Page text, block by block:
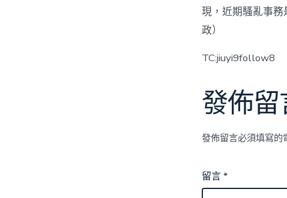
現，近期騷亂事務
政）
TC:jiuyi9follow8
發佈留
發佈留言必須填寫的
留言*